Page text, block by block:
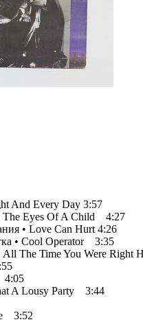
Every Day 3:57
Eyes Of A Child 4:27
• Love Can Hurt 4:26
• Cool Operator 3:35
Time You Were Right
A Lousy Party 3:44
3:52